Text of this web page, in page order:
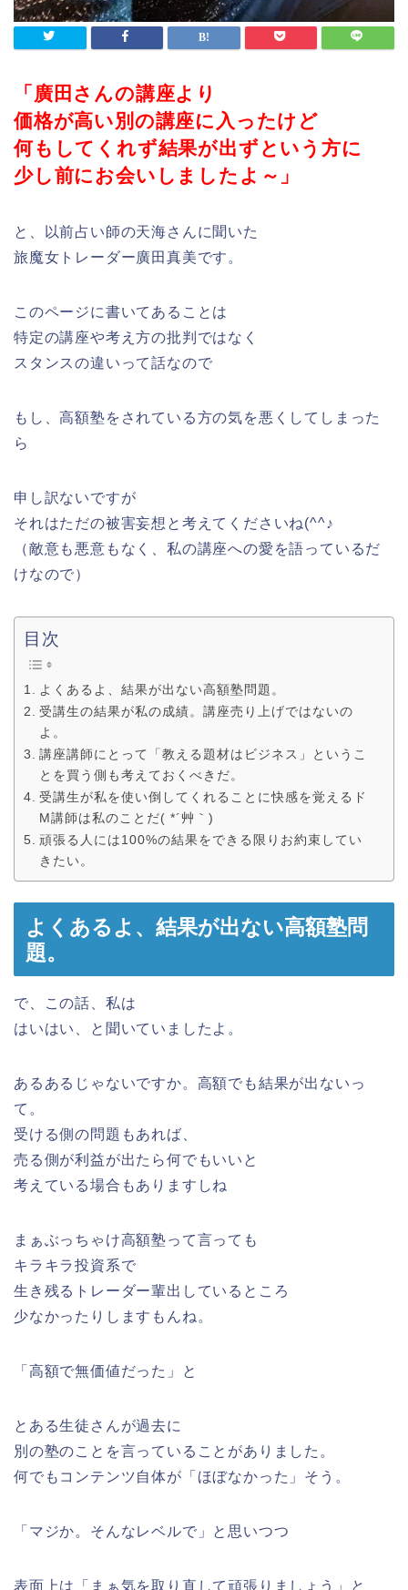
「廣田さんの講座より
価格が高い別の講座に入ったけど
何もしてくれず結果が出ずという方に
少し前にお会いしましたよ～」
と、以前占い師の天海さんに聞いた
旅魔女トレーダー廣田真美です。
このページに書いてあることは
特定の講座や考え方の批判ではなく
スタンスの違いって話なので
もし、高額塾をされている方の気を悪くしてしまった
ら
申し訳ないですが
それはただの被害妄想と考えてくださいね(^^♪
（敵意も悪意もなく、私の講座への愛を語っているだ
けなので）
目次
よくあるよ、結果が出ない高額塾問題。
受講生の結果が私の成績。講座売り上げではないの
よ。
講座講師にとって「教える題材はビジネス」というこ
とを買う側も考えておくべきだ。
受講生が私を使い倒してくれることに快感を覚えるド
M講師は私のことだ( *´艸｀)
頑張る人には100%の結果をできる限りお約束してい
きたい。
よくあるよ、結果が出ない高額塾問
題。
で、この話、私は
はいはい、と聞いていましたよ。
あるあるじゃないですか。高額でも結果が出ないっ
て。
受ける側の問題もあれば、
売る側が利益が出たら何でもいいと
考えている場合もありますしね
まぁぶっちゃけ高額塾って言っても
キラキラ投資系で
生き残るトレーダー輩出しているところ
少なかったりしますもんね。
「高額で無価値だった」と
とある生徒さんが過去に
別の塾のことを言っていることがありました。
何でもコンテンツ自体が「ほぼなかった」そう。
「マジか。そんなレベルで」と思いつつ
表面上は「まぁ気を取り直して頑張りましょう」と